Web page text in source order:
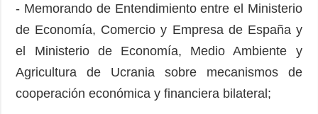
- Memorando de Entendimiento entre el Ministerio
de Economía, Comercio y Empresa de España y
el Ministerio de Economía, Medio Ambiente y
Agricultura de Ucrania sobre mecanismos de
cooperación económica y financiera bilateral;